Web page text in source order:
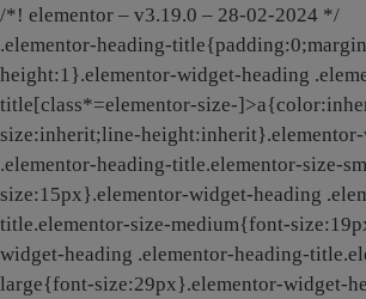
Zum
Inhalt
springen
/*! elementor – v3.19.0 – 28-02-2024 */
.elementor-heading-
height:1}.elementor-widget-heading
title[class*=elementor-size-
size:inherit;line-
.elementor-heading-title.elementor-size-
size:15px}.elementor-widget-heading
title.elementor-size-medium{font-
widget-heading .elementor-heading-
large{font-size:29px}.elementor-widget-